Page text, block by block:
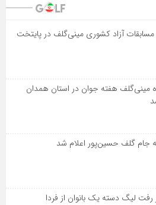
مسابقات آزاد کشوری مینی‌گلف در پایتخت
مینی‌گلف هفته جوان در استان همدان
جام گلف حسین‌پور اعلام شد
رفت لیگ دسته یک بانوان از فردا